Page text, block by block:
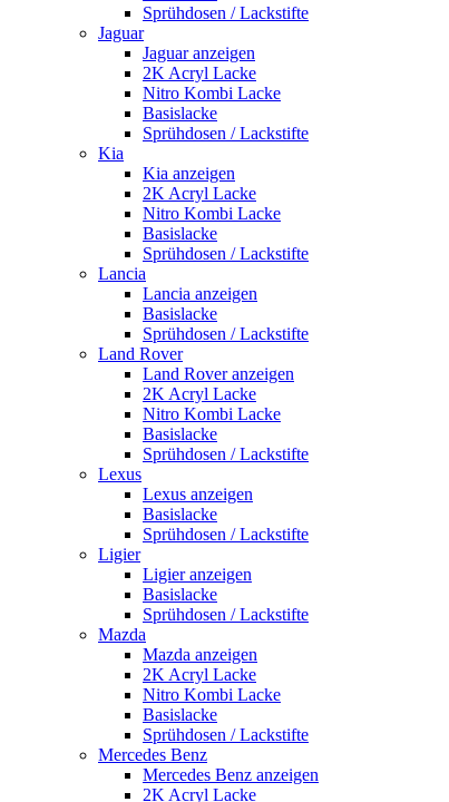
Sprühdosen / Lackstifte
Jaguar
Jaguar anzeigen
2K Acryl Lacke
Nitro Kombi Lacke
Basislacke
Sprühdosen / Lackstifte
Kia
Kia anzeigen
2K Acryl Lacke
Nitro Kombi Lacke
Basislacke
Sprühdosen / Lackstifte
Lancia
Lancia anzeigen
Basislacke
Sprühdosen / Lackstifte
Land Rover
Land Rover anzeigen
2K Acryl Lacke
Nitro Kombi Lacke
Basislacke
Sprühdosen / Lackstifte
Lexus
Lexus anzeigen
Basislacke
Sprühdosen / Lackstifte
Ligier
Ligier anzeigen
Basislacke
Sprühdosen / Lackstifte
Mazda
Mazda anzeigen
2K Acryl Lacke
Nitro Kombi Lacke
Basislacke
Sprühdosen / Lackstifte
Mercedes Benz
Mercedes Benz anzeigen
2K Acryl Lacke